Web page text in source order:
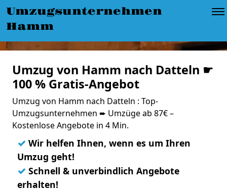
Umzugsunternehmen
Hamm
Umzug von Hamm nach Datteln ☛
100 % Gratis-Angebot
Umzug von Hamm nach Datteln : Top-
Umzugsunternehmen ➨ Umzüge ab 87€ –
Kostenlose Angebote in 4 Min.
✓ Wir helfen Ihnen, wenn es um Ihren
Umzug geht!
✓ Schnell & unverbindlich Angebote
erhalten!